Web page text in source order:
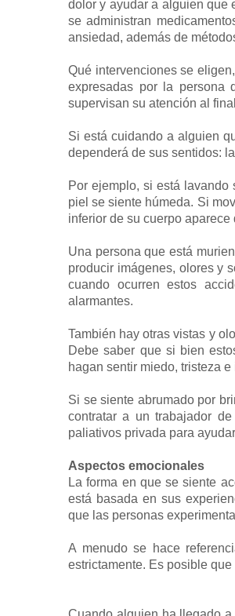
dolor y ayudar a alguien que
se administran
ansiedad, además de
Qué intervenciones se
expresadas por la persona
supervisan su atención al
Si está cuidando a alguien
dependerá de sus sentidos:
Por ejemplo, si está
piel se siente húmeda. Si
inferior de su cuerpo
Una persona que está
producir imágenes, olores y
cuando ocurren estos
alarmantes.
También hay otras vistas y
Debe saber que si bien
hagan sentir miedo, tristeza
Si se siente abrumado por
contratar a un trabajador
paliativos privada para
Aspectos emocionales
La forma en que se siente
está basada en sus
que las personas
A menudo se hace
estrictamente. Es posible